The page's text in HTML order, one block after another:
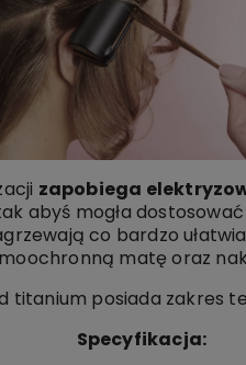
zapobiega
abyś mogła
co bardzo
matę oraz
titanium posiada zakres
Specyfikacja: